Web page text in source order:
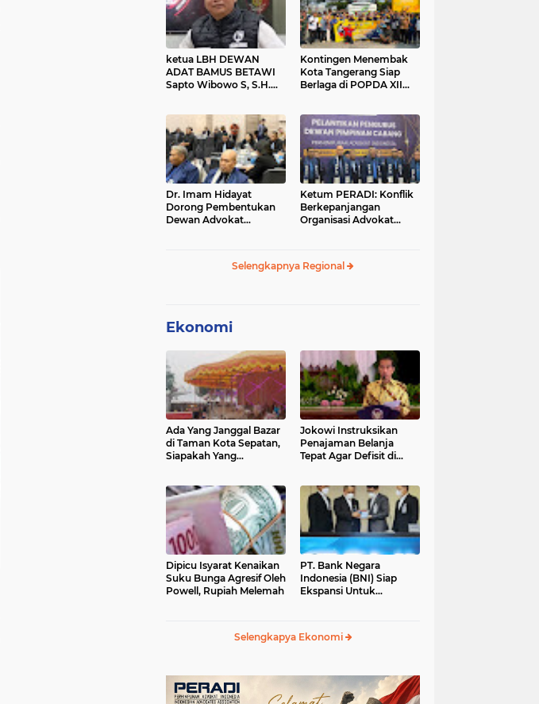
ketua LBH DEWAN
ADAT BAMUS BETAWI
Sapto Wibowo S, S.H.
Statement di Media
Kontingen Menembak
Kota Tangerang Siap
Berlaga di POPDA XII
Dr. Imam Hidayat
Dorong Pembentukan
Dewan Advokat
Ketum PERADI: Konflik
Berkepanjangan
Organisasi Advokat
Selengkapnya Regional
Ekonomi
Ada Yang Janggal Bazar
di Taman Kota Sepatan,
Siapakah Yang
Jokowi Instruksikan
Penajaman Belanja
Tepat Agar Defisit di
Dipicu Isyarat Kenaikan
Suku Bunga Agresif Oleh
Powell, Rupiah Melemah
PT. Bank Negara
Indonesia (BNI) Siap
Ekspansi Untuk
Selengkapya Ekonomi